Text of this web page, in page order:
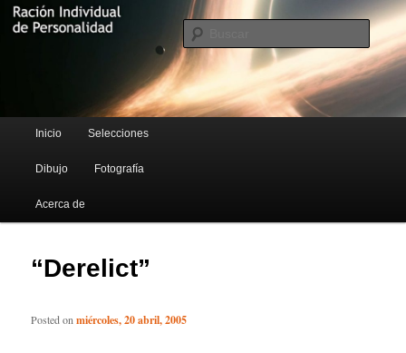
Ración Individual de Personalidad
Blog de Rufus Gefangenen
Buscar
Menú principal
Ir al contenido principal
Ir al contenido secundario
Inicio Selecciones
Dibujo Fotografía
Acerca de
“Derelict”
Posted onmiércoles, 20 abril, 2005